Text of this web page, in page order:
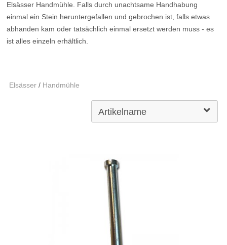
Elsässer Handmühle. Falls durch unachtsame Handhabung
einmal ein Stein heruntergefallen und gebrochen ist, falls etwas
abhanden kam oder tatsächlich einmal ersetzt werden muss - es
ist alles einzeln erhältlich.
Elsässer / Handmühle